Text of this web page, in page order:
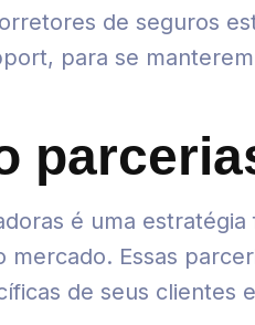
de seguros
para se
é uma
mercado. Essas
de seus